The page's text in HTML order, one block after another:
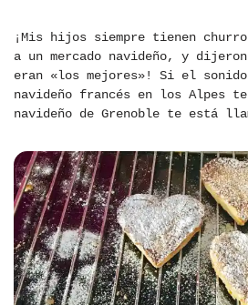
¡Mis hijos siempre tienen
a un mercado navideño, y
eran «los mejores»! Si el sonido
navideño francés en los Alpes
navideño de Grenoble te está